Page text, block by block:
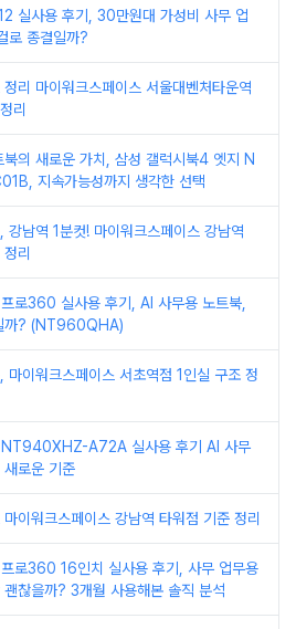
실사용 후기, 30만원대 가성비 사무 업
로 종결일까?
리 마이워크스페이스 서울대벤처타운역
리
북의 새로운 가치, 삼성 갤럭시북4 엣지 N
지속가능성까지 생각한 선택
강남역 1분컷! 마이워크스페이스 강남역
리
로360 실사용 후기, AI 사무용 노트북,
까? (NT960QHA)
마이워크스페이스 서초역점 1인실 구조 정
NT940XHZ-A72A 실사용 후기 AI 사무
새로운 기준
이워크스페이스 강남역 타워점 기준 정리
로360 16인치 실사용 후기, 사무 업무용
괜찮을까? 3개월 사용해본 솔직 분석